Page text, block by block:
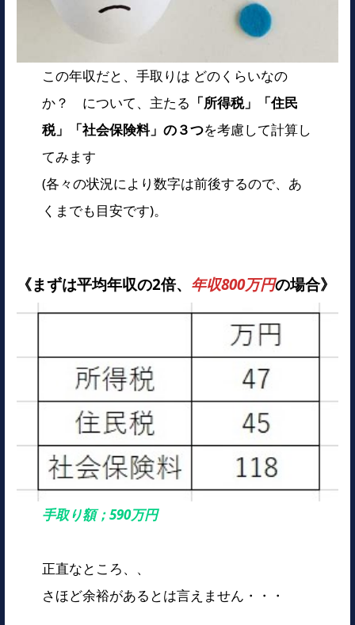
この年収だと、手取りは どのくらいなの
か？ について、主たる 「所得税」「住民
税」「社会保険料」の３つを考慮して計算し
てみます
(各々の状況により数字は前後するので、あ
くまでも目安です)。
《まずは平均年収の2倍、 年収800万円の場合》
手取り額；590万円
正直なところ、、
さほど余裕があるとは言えません・・・